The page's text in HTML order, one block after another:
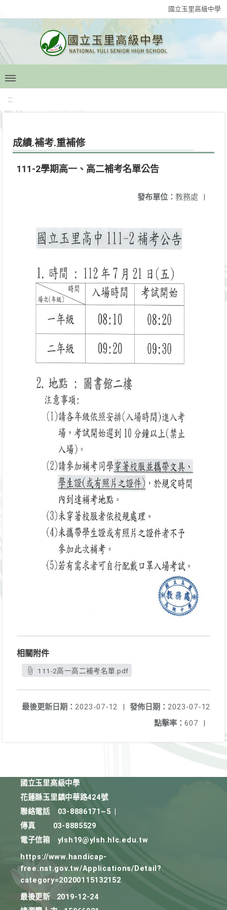
國立玉里高級中學
:::
成績.補考.重補修
111-2學期高一、高二補考名單公告
發布單位： 教務處 |
相關附件
111-2高一高二補考名單.pdf
發佈日期： 2023-07-12
最後更新日期： 2023-07-12
|
點擊率： 607 |
國立玉里高級中學
花蓮縣玉里鎮中華路424號
聯絡電話
03-8886171~5
傳真
03-8885529
電子信箱
ylsh19@ylsh.hlc.edu.tw
https://www.handicap-
free.nat.gov.tw/Applications/Detail?
category=20200115132152
最後更新
2019-12-24